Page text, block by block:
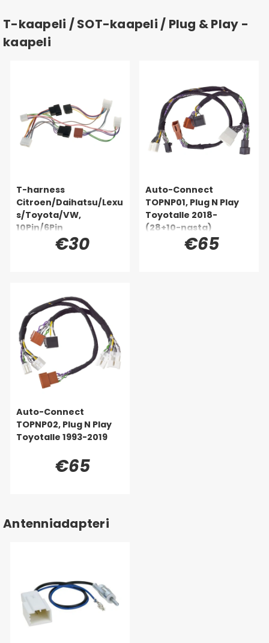
T-kaapeli / SOT-kaapeli / Plug & Play -
kaapeli
T-harness
Citroen/Daihatsu/Lexu
s/Toyota/VW,
10Pin/6Pin
€30
Auto-Connect
TOPNP01, Plug N Play
Toyotalle 2018-
(28+10-nasta)
€65
Auto-Connect
TOPNP02, Plug N Play
Toyotalle 1993-2019
€65
Antenniadapteri